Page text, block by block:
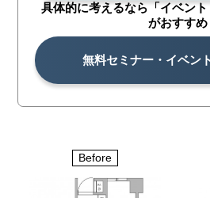
具体的に考えるなら「イベント
がおすすめ
無料セミナー・イベン
Before